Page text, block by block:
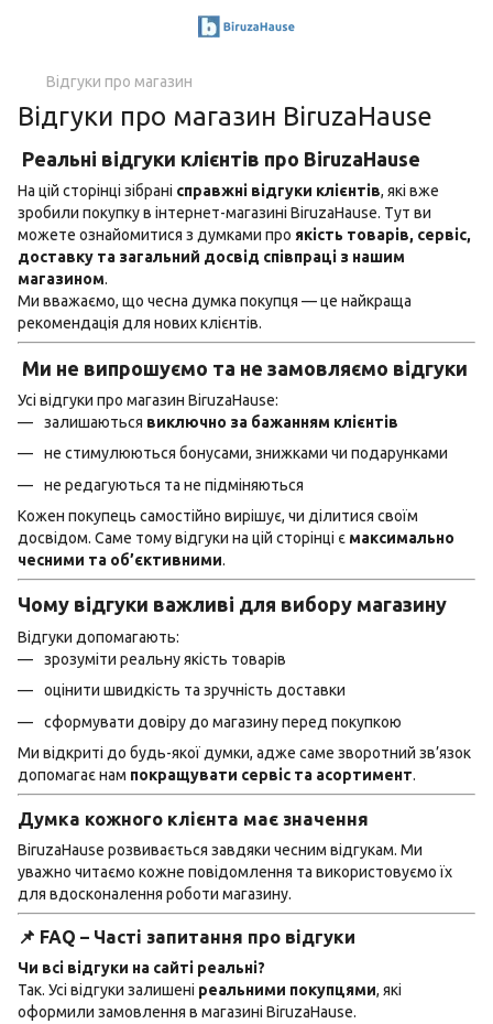
Відгуки про магазин
Відгуки про магазин BiruzaHause
Реальні відгуки клієнтів про BiruzaHause
На цій сторінці зібрані справжні відгуки клієнтів, які вже
зробили покупку в інтернет-магазині BiruzaHause. Тут ви
можете ознайомитися з думками про якість товарів, сервіс,
доставку та загальний досвід співпраці з нашим
магазином.
Ми вважаємо, що чесна думка покупця — це найкраща
рекомендація для нових клієнтів.
Ми не випрошуємо та не замовляємо відгуки
Усі відгуки про магазин BiruzaHause:
залишаються виключно за бажанням клієнтів
не стимулюються бонусами, знижками чи подарунками
не редагуються та не підміняються
Кожен покупець самостійно вирішує, чи ділитися своїм
досвідом. Саме тому відгуки на цій сторінці є максимально
чесними та об’єктивними.
Чому відгуки важливі для вибору магазину
Відгуки допомагають:
зрозуміти реальну якість товарів
оцінити швидкість та зручність доставки
сформувати довіру до магазину перед покупкою
Ми відкриті до будь-якої думки, адже саме зворотний зв’язок
допомагає нам покращувати сервіс та асортимент.
Думка кожного клієнта має значення
BiruzaHause розвивається завдяки чесним відгукам. Ми
уважно читаємо кожне повідомлення та використовуємо їх
для вдосконалення роботи магазину.
📌 FAQ – Часті запитання про відгуки
Чи всі відгуки на сайті реальні?
Так. Усі відгуки залишені реальними покупцями, які
оформили замовлення в магазині BiruzaHause.